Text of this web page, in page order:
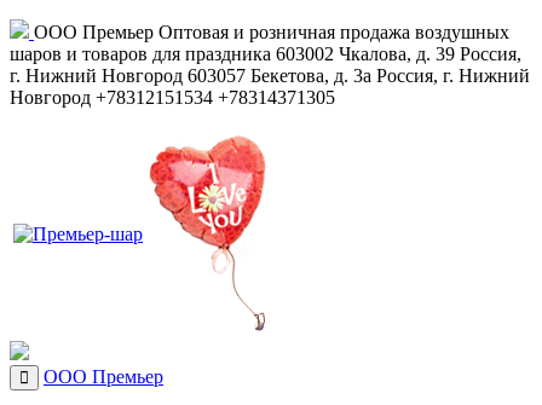
ООО Премьер Оптовая и розничная продажа воздушных
шаров и товаров для праздника 603002 Чкалова, д. 39 Россия,
г. Нижний Новгород 603057 Бекетова, д. 3а Россия, г. Нижний
Новгород +78312151534 +78314371305
ООО Премьер